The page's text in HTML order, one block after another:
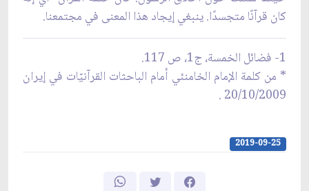
كان قرآنًا متجسدًا. ينبغي إيجاد هذا المعنى في مجتمعنا.
1- فضائل الخمسة، ج1، ص 117.
* من كلمة الإمام الخامنئي أمام الباحثات القرآنيّات في إيران
20/10/2009 .
2019-09-25